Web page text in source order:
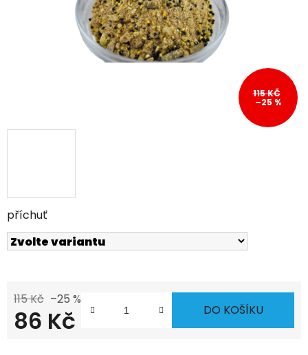
příchuť
115 Kč –25 %
86 Kč DO KOŠÍKU
115 KČ
–25 %